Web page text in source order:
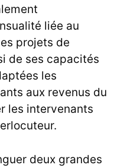
liée au
projets de
de ses capacités
les
aux revenus du
les intervenants
deux grandes